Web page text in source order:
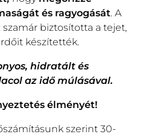
és ragyogását. A
biztosította a tejet,
készítették.
hidratált és
az idő múlásával.
élményét!
szerint 30-